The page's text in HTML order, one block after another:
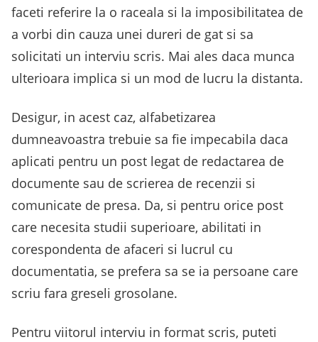
faceti referire la o raceala si la imposibilitatea de
a vorbi din cauza unei dureri de gat si sa
solicitati un interviu scris. Mai ales daca munca
ulterioara implica si un mod de lucru la distanta.
Desigur, in acest caz, alfabetizarea
dumneavoastra trebuie sa fie impecabila daca
aplicati pentru un post legat de redactarea de
documente sau de scrierea de recenzii si
comunicate de presa. Da, si pentru orice post
care necesita studii superioare, abilitati in
corespondenta de afaceri si lucrul cu
documentatia, se prefera sa se ia persoane care
scriu fara greseli grosolane.
Pentru viitorul interviu in format scris, puteti